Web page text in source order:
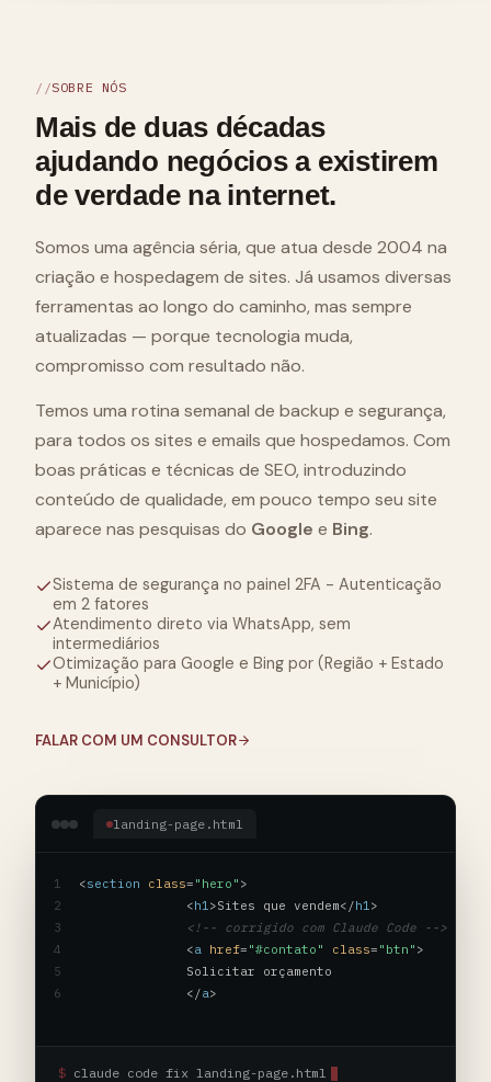
SOBRE NÓS
Mais de duas décadas
ajudando negócios a existirem
de verdade na internet.
Somos uma agência séria, que atua desde 2004 na
criação e hospedagem de sites. Já usamos diversas
ferramentas ao longo do caminho, mas sempre
atualizadas — porque tecnologia muda,
compromisso com resultado não.
Temos uma rotina semanal de backup e segurança,
para todos os sites e emails que hospedamos. Com
boas práticas e técnicas de SEO, introduzindo
conteúdo de qualidade, em pouco tempo seu site
aparece nas pesquisas do Google e Bing.
Sistema de segurança no painel 2FA - Autenticação
em 2 fatores
Atendimento direto via WhatsApp, sem
intermediários
Otimização para Google e Bing por (Região + Estado
+ Município)
FALAR COM UM CONSULTOR
landing-page.html
1
2
3
4
5
6
<section class= "hero" >
              <
h1>Sites que vendem</h1>
<!-- corrigido com Claude Code -->
              <
a href= "#contato" class= "btn" >
              Solicitar orçamento
              </
a>
claude code fix landing-page.html